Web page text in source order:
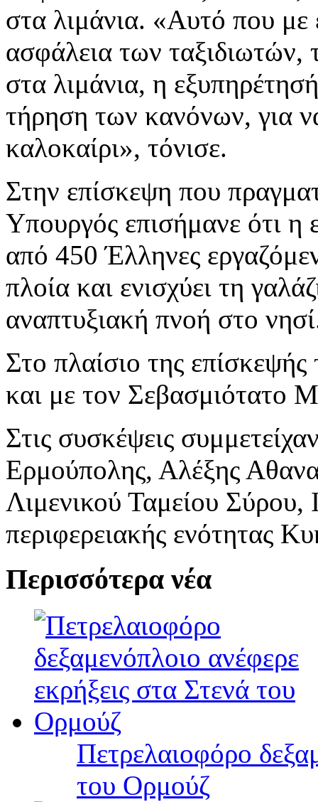
στα λιμάνια. «Αυτό που με
ασφάλεια των
στα λιμάνια, η
τήρηση των κανόνων, για
καλοκαίρι», τόνισε.
Στην επίσκεψη που
Υπουργός επισήμανε ότι η
από 450 Έλληνες
πλοία και ενισχύει τη
αναπτυξιακή πνοή στο
Στο πλαίσιο της
και με τον Σεβασμιότατο
Στις συσκέψεις
Ερμούπολης, Αλέξης
Λιμενικού Ταμείου Σύρου,
περιφερειακής ενότητας
Περισσότερα νέα
Πετρελαιοφόρο
του Ορμούζ